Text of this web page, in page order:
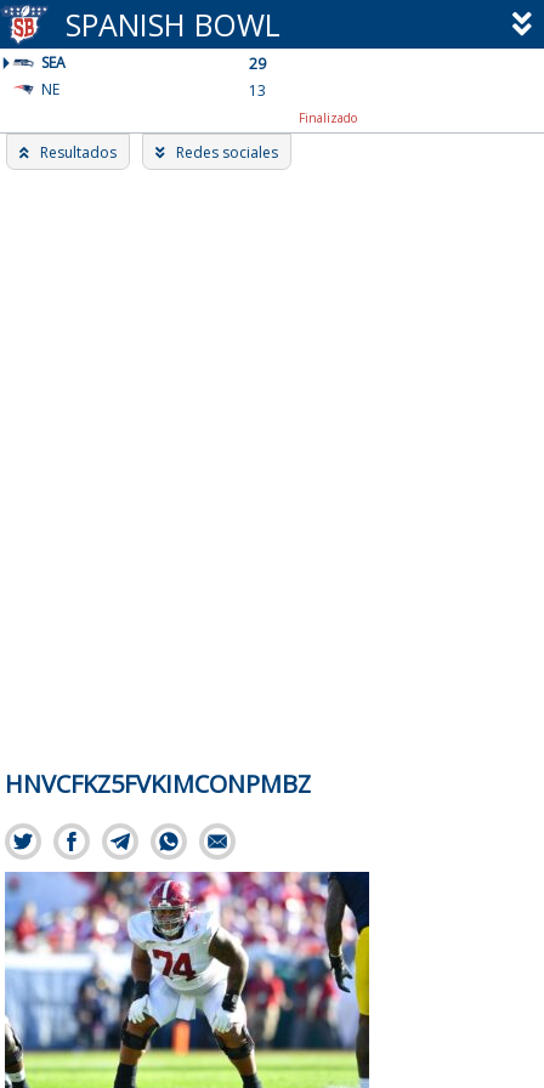
Skip
to
content
SPANISH BOWL
SEA
29
NE
13
Finalizado
Resultados Redes sociales
HNVCFKZ5FVKIMCONPMBZ